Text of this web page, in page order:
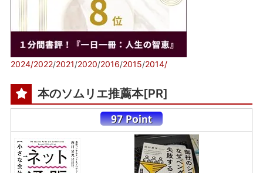
2024/2022/2021/2020/2016/2015/2014/
本のソムリエ推薦本[PR]